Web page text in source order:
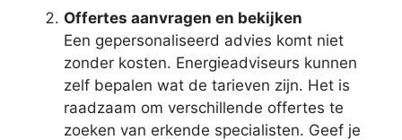
Offertes aanvragen en bekijken
Een gepersonaliseerd advies komt niet
zonder kosten. Energieadviseurs kunnen
zelf bepalen wat de tarieven zijn. Het is
raadzaam om verschillende offertes te
zoeken van erkende specialisten. Geef je